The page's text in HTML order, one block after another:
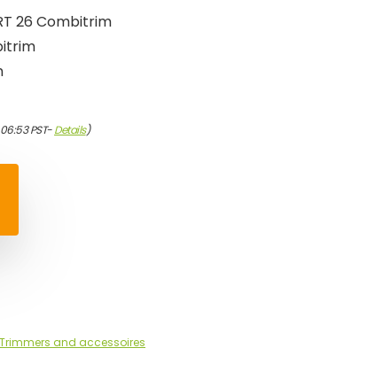
26 Combitrim
PST-Details)
Trimmers and accessoires